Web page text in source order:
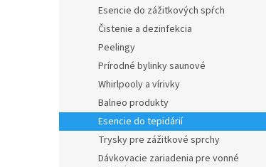
Esencie do zážitkových spŕch
Čistenie a dezinfekcia
Peelingy
Prírodné bylinky saunové
Whirlpooly a vírivky
Balneo produkty
Esencie do tepidárií
Trysky pre zážitkové sprchy
Dávkovacie zariadenia pre vonné